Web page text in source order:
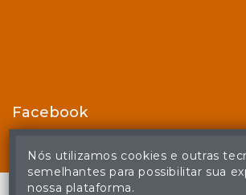
Facebook
Nós utilizamos cookies e outras
semelhantes para possibilitar sua
nossa plataforma.